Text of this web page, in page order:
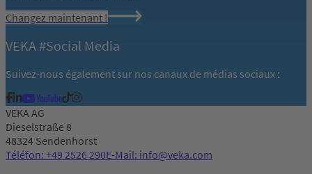
Changez maintenant !
VEKA #Social Media
Suivez-nous également sur nos canaux de médias sociaux :
VEKA AG
Dieselstraße 8
48324 Sendenhorst
Téléfon: +49 2526 290E-Mail: info@veka.com